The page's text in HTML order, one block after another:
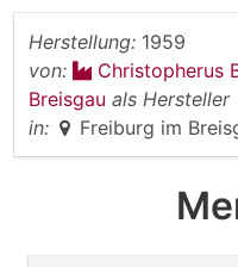
Herstellung: 1959
von:
Christopherus
Breisgau als Hersteller
in:
Freiburg im